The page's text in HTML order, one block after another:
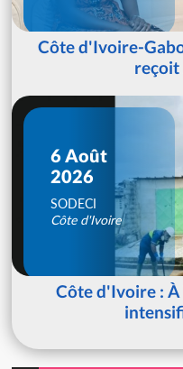
Côte d'Ivoire-
reçoit
6 Août
2026
SODECI
Côte d'Ivoire
Côte d'Ivoire : À